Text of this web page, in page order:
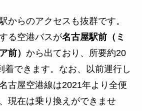
からのアクセスも抜群です。
る空港バスが名古屋駅前（ミ
前） から出ており、所要約20
着できます。なお、以前運行し
古屋空港線は2021年より全便
現在は乗り換えができませ